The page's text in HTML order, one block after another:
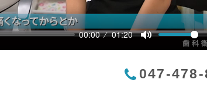
00:00 01:20
Mute
047-478-